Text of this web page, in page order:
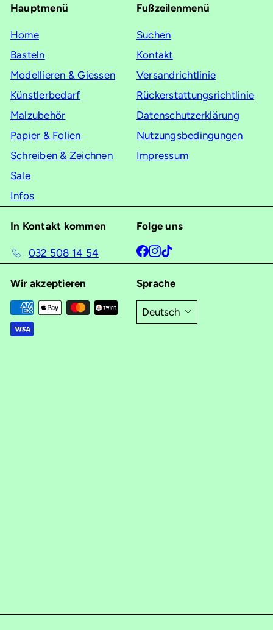
unsere
an
Hauptmenü
Home
Basteln
Modellieren & Giessen
Künstlerbedarf
Malzubehör
Papier & Folien
Schreiben & Zeichnen
Sale
Infos
Fußzeilenmenü
Suchen
Kontakt
Versandrichtlinie
Rückerstattungsrichtlinie
Datenschutzerklärung
Nutzungsbedingungen
Impressum
In Kontakt kommen
032 508 14 54
Folge uns
Facebook
Instagram
Wir akzeptieren Sprache
Deutsch